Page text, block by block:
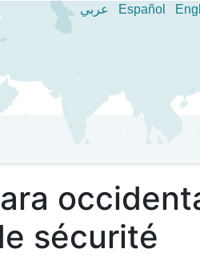
عربي Español
sécurité